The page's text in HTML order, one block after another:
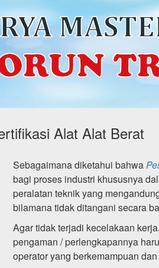
Alat Alat Berat
Sebagaimana diketahui bahwa
bagi proses industri khususnya
peralatan teknik yang
bilamana tidak ditangani secara
Agar tidak terjadi kecelakaan
pengaman / perlengkapannya
operator yang berkemampuan